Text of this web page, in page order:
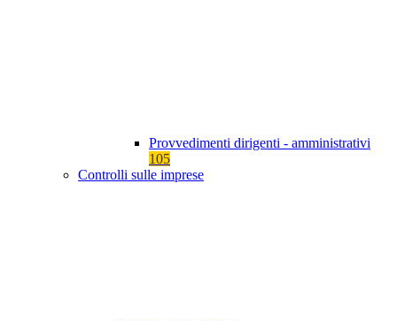
Provvedimenti dirigenti - amministrativi
105
Controlli sulle imprese